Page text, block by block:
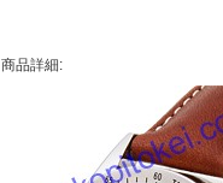
商品詳細: